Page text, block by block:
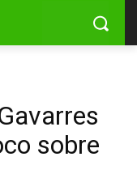
sobre